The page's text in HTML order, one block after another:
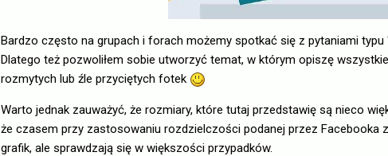
Bardzo często na grupach i forach możemy spotkać się z pytaniami typu
Dlatego też pozwoliłem sobie utworzyć temat, w którym opiszę
rozmytych lub źle przyciętych fotek
Warto jednak zauważyć, że rozmiary, które tutaj przedstawię są nieco
że czasem przy zastosowaniu rozdzielczości podanej przez Facebooka
grafik, ale sprawdzają się w większości przypadków.